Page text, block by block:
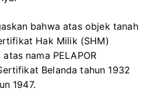
bahwa atas objek tanah
Hak Milik (SHM)
nama PELAPOR
Belanda tahun 1932
1947.